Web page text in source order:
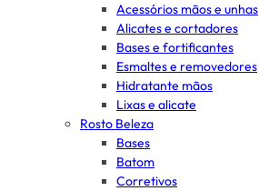
Acessórios mãos e unhas
Alicates e cortadores
Bases e fortificantes
Esmaltes e removedores
Hidratante mãos
Lixas e alicate
Rosto Beleza
Bases
Batom
Corretivos